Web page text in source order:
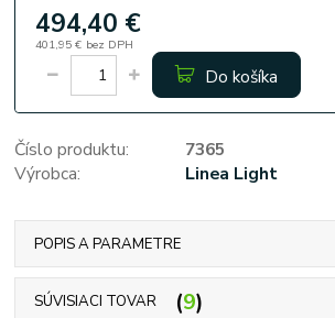
494,40 €
401,95 € bez DPH
Do košíka
Číslo produktu:
7365
Výrobca:
Linea Light
POPIS A PARAMETRE
SÚVISIACI TOVAR 9